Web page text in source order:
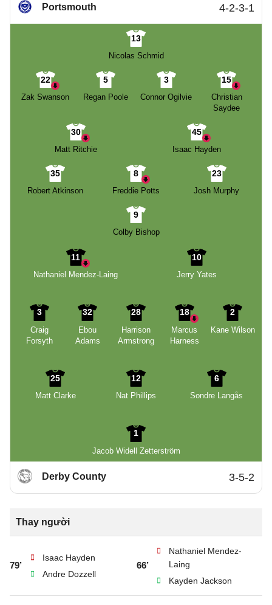
Portsmouth 4-2-3-1
13
Nicolas Schmid
22
Zak Swanson
5
Regan Poole
3
Connor Ogilvie
15
Christian
Saydee
30
Matt Ritchie
45
Isaac Hayden
35
Robert Atkinson
8
Freddie Potts
23
Josh Murphy
9
Colby Bishop
11
Nathaniel Mendez-Laing
10
Jerry Yates
3
Craig
Forsyth
32
Ebou
Adams
28
Harrison
Armstrong
18
Marcus
Harness
2
Kane Wilson
25
Matt Clarke
12
Nat Phillips
6
Sondre Langås
1
Jacob Widell Zetterström
Derby County 3-5-2
Thay người
79’
Isaac Hayden
Andre Dozzell
66’
Nathaniel Mendez-
Laing
Kayden Jackson